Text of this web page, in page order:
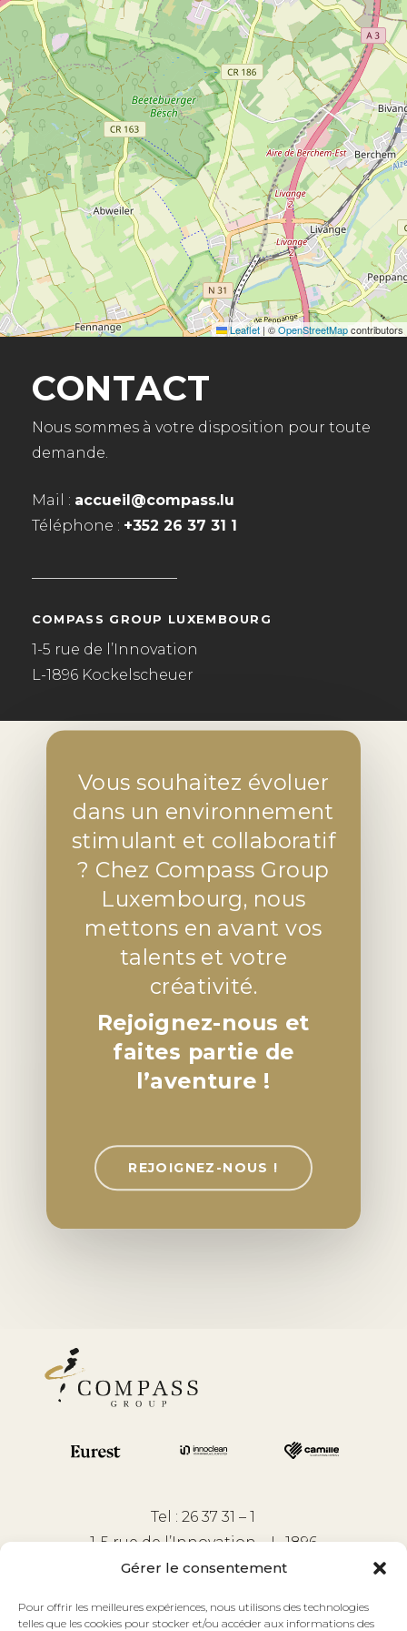
Gérer le consentement
Pour offrir les meilleures expériences, nous utilisons des technologies
telles que les cookies pour stocker et/ou accéder aux informations des
Leaflet |©OpenStreetMapcontributors
CONTACT
Nous sommes à votre disposition pour toute
demande.
Mail : accueil@compass.lu
Téléphone : +352 26 37 31 1
COMPASS GROUP LUXEMBOURG
1-5 rue de l’Innovation
L-1896 Kockelscheuer
Vous souhaitez évoluer
dans un environnement
stimulant et collaboratif
? Chez Compass Group
Luxembourg, nous
mettons en avant vos
talents et votre
créativité.
Rejoignez-nous et
faites partie de
l’aventure !
REJOIGNEZ-NOUS !
Tel : 26 37 31 – 1
1-5 rue de l’Innovation – L-1896
Kockelscheuer
Suivez-nous: